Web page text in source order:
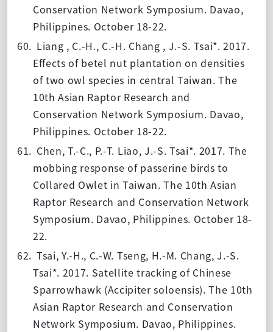
Conservation Network Symposium. Davao,
Philippines. October 18-22.
60. Liang , C.-H., C.-H. Chang , J.-S. Tsai*. 2017.
Effects of betel nut plantation on densities
of two owl species in central Taiwan. The
10th Asian Raptor Research and
Conservation Network Symposium. Davao,
Philippines. October 18-22.
61. Chen, T.-C., P.-T. Liao, J.-S. Tsai*. 2017. The
mobbing response of passerine birds to
Collared Owlet in Taiwan. The 10th Asian
Raptor Research and Conservation Network
Symposium. Davao, Philippines. October 18-
22.
62. Tsai, Y.-H., C.-W. Tseng, H.-M. Chang, J.-S.
Tsai*. 2017. Satellite tracking of Chinese
Sparrowhawk (Accipiter soloensis). The 10th
Asian Raptor Research and Conservation
Network Symposium. Davao, Philippines.